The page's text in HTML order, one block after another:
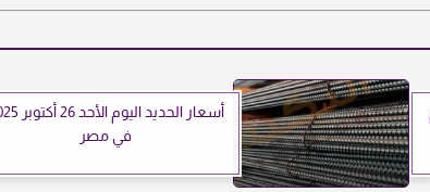
أسعار الحديد اليوم
في مصر